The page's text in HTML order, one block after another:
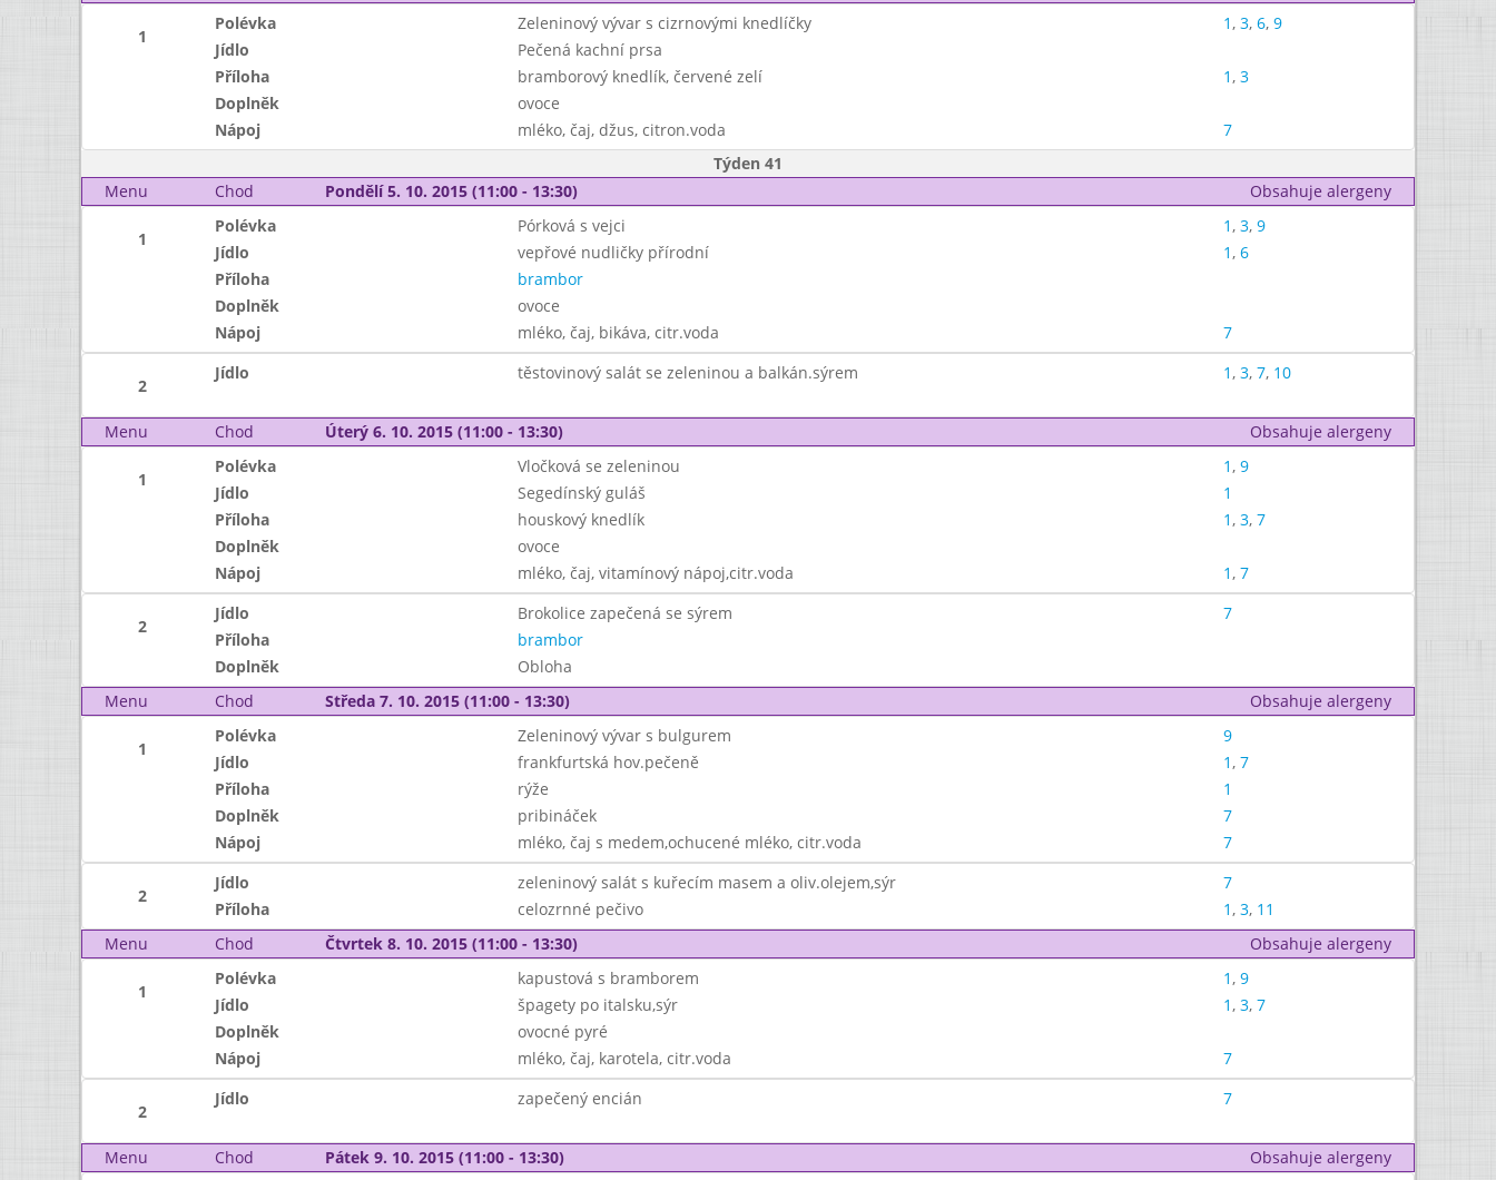
1
Polévka Zeleninový vývar s cizrnovými knedlíčky 1, 3, 6, 9
Jídlo
Pečená kachní prsa
Příloha
bramborový knedlík, červené zelí 1, 3
Doplněk
ovoce
Nápoj
mléko, čaj, džus, citron.voda
7
Týden 41
Menu
Chod Pondělí 5. 10. 2015 (11:00 - 13:30) Obsahuje alergeny
1
Polévka Pórková s vejci 1, 3, 9
Jídlo
vepřové nudličky přírodní 1, 6
Příloha
brambor
Doplněk
ovoce
Nápoj
mléko, čaj, bikáva, citr.voda 7
2
Jídlo těstovinový salát se zeleninou a balkán.sýrem 1, 3, 7, 10
Menu Chod Úterý 6. 10. 2015 (11:00 - 13:30) Obsahuje alergeny
1
Polévka Vločková se zeleninou 1, 9
Jídlo
Segedínský guláš
1
Příloha
houskový knedlík 1, 3, 7
Doplněk
ovoce
Nápoj
mléko, čaj, vitamínový nápoj,citr.voda 1, 7
2
Jídlo Brokolice zapečená se sýrem
7
Příloha
brambor
Doplněk
Obloha
Menu
Chod Středa 7. 10. 2015 (11:00 - 13:30) Obsahuje alergeny
1
Polévka Zeleninový vývar s bulgurem
9
Jídlo
frankfurtská hov.pečeně 1, 7
Příloha
rýže
1
Doplněk
pribináček
7
Nápoj
mléko, čaj s medem,ochucené mléko, citr.voda 7
2
Jídlo zeleninový salát s kuřecím masem a oliv.olejem,sýr
7
Příloha
celozrnné pečivo 1, 3, 11
Menu
Chod Čtvrtek 8. 10. 2015 (11:00 - 13:30) Obsahuje alergeny
1
Polévka kapustová s bramborem 1, 9
Jídlo
špagety po italsku,sýr 1, 3, 7
Doplněk
ovocné pyré
Nápoj
mléko, čaj, karotela, citr.voda 7
2
Jídlo zapečený encián 7
Menu Chod Pátek 9. 10. 2015 (11:00 - 13:30) Obsahuje alergeny